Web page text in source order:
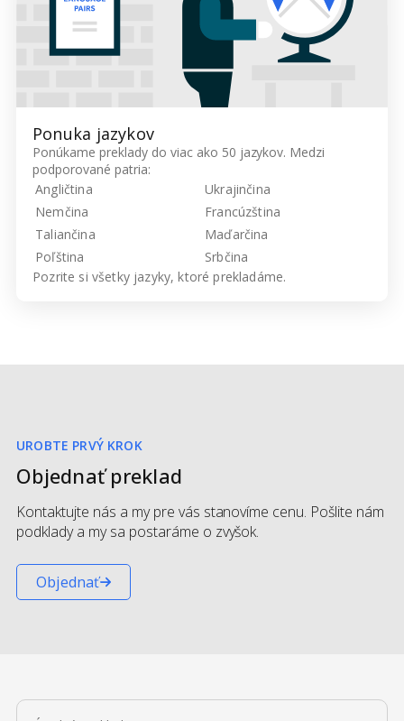
Ponuka jazykov
Ponúkame preklady do viac ako 50 jazykov. Medzi
podporované patria:
Angličtina
Ukrajinčina
Nemčina
Francúzština
Taliančina
Maďarčina
Poľština
Srbčina
Pozrite si všetky jazyky, ktoré prekladáme.
UROBTE PRVÝ KROK
Objednať preklad
Kontaktujte nás a my pre vás stanovíme cenu. Pošlite nám
podklady a my sa postaráme o zvyšok.
Objednať